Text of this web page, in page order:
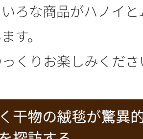
ろな商品がハノイ
す。
くりお楽しみくだ
干物の絨毯が驚異